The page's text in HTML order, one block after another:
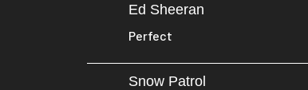
Ed Sheeran
Perfect
Snow Patrol